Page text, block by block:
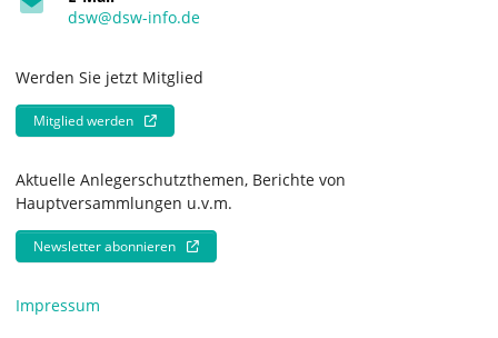
dsw@dsw-info.de
Werden Sie jetzt Mitglied
Mitglied werden
Aktuelle Anlegerschutzthemen, Berichte von
Hauptversammlungen u.v.m.
Newsletter abonnieren
Impressum